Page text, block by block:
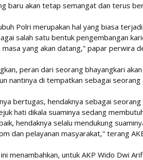
baru akan tetap semangat dan terus
Polri merupakan hal yang biasa
salah satu bentuk pengembangan
yang akan datang," papar perwira
peran dari seorang bhayangkari
nantinya di tempatkan sebagai
bertugas, hendaknya sebagai
hati dikala suaminya sedang
hendaknya selalu mendukung
dan pelayanan masyarakat," terang
menambahkan, untuk AKP Wido Dwi